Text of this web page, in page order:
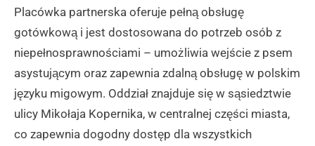
Placówka partnerska oferuje pełną obsługę
gotówkową i jest dostosowana do potrzeb osób z
niepełnosprawnościami – umożliwia wejście z psem
asystującym oraz zapewnia zdalną obsługę w polskim
języku migowym. Oddział znajduje się w sąsiedztwie
ulicy Mikołaja Kopernika, w centralnej części miasta,
co zapewnia dogodny dostęp dla wszystkich